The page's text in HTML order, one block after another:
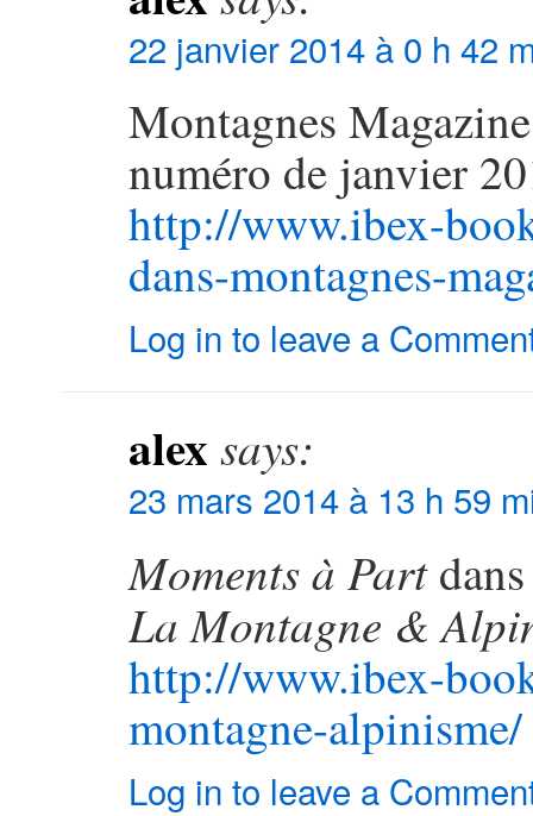
22 janvier 2014 à 0 h 42
Montagnes
numéro de janvier
http://www.ibex-
dans-montagnes-
Log in to leave a
alex says:
23 mars 2014 à 13 h 59
Moments à Part
La Montagne &
http://www.ibex-
montagne-alpinisme/
Log in to leave a